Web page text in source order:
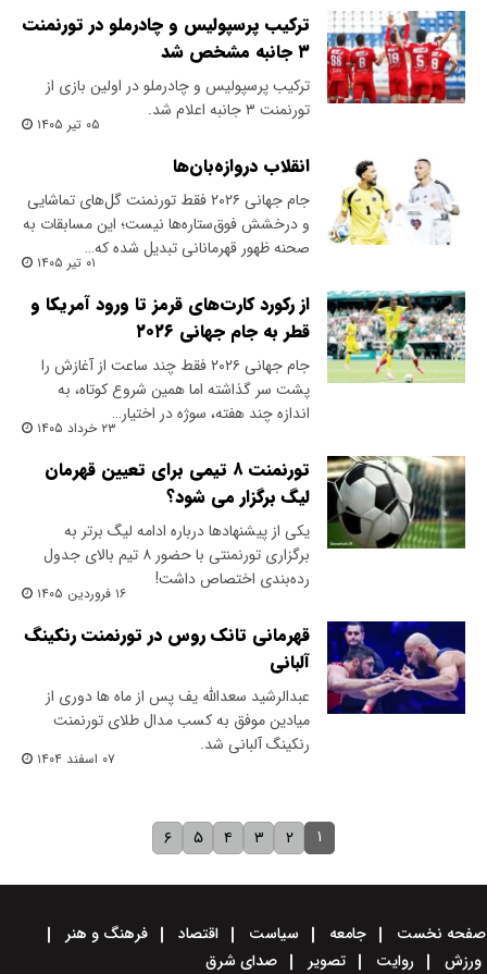
ترکیب پرسپولیس و چادرملو در تورنمنت
۳ جانبه مشخص شد
ترکیب پرسپولیس و چادرملو در اولین بازی از
تورنمنت ۳ جانبه اعلام شد.
۰۵ تیر ۱۴۰۵
انقلاب دروازه‌بان‌ها
جام جهانی ۲۰۲۶ فقط تورنمنت گل‌های تماشایی
و درخشش فوق‌ستاره‌ها نیست؛ این مسابقات به
صحنه ظهور قهرمانانی تبدیل شده که…
۰۱ تیر ۱۴۰۵
از رکورد کارت‌های قرمز تا ورود آمریکا و
قطر به جام جهانی ۲۰۲۶
جام جهانی ۲۰۲۶ فقط چند ساعت از آغازش را
پشت سر گذاشته اما همین شروع کوتاه، به
اندازه چند هفته، سوژه در اختیار…
۲۳ خرداد ۱۴۰۵
تورنمنت ۸ تیمی برای تعیین قهرمان
لیگ برگزار می شود؟
یکی از پیشنهادها درباره ادامه لیگ برتر به
برگزاری تورنمنتی با حضور ۸ تیم بالای جدول
رده‌بندی اختصاص داشت!
۱۶ فروردین ۱۴۰۵
قهرمانی تانک روس در تورنمنت رنکینگ
آلبانی
عبدالرشید سعدالله یف پس از ماه ها دوری از
میادین موفق به کسب مدال طلای تورنمنت
رنکینگ آلبانی شد.
۰۷ اسفند ۱۴۰۴
۱ ۲ ۳ ۴ ۵ ۶
صفحه نخست جامعه سیاست اقتصاد
فرهنگ و هنر
ورزش
روایت تصویر صدای شرق